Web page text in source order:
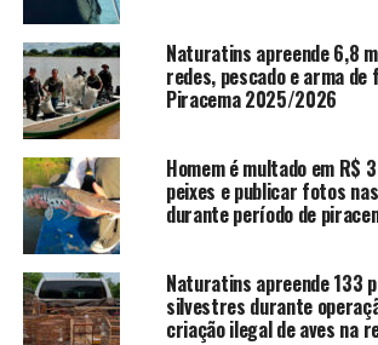
Naturatins apreende 6,8
redes, pescado e arma de
Piracema 2025/2026
Homem é multado em R$
peixes e publicar fotos
durante período de
Naturatins apreende 133
silvestres durante
criação ilegal de aves na